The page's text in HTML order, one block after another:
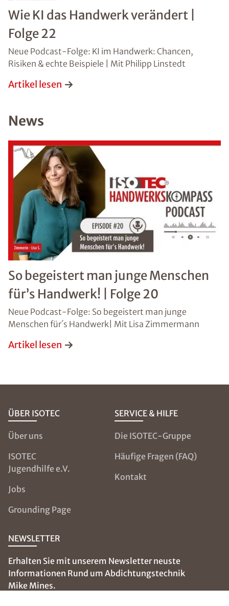
Wie KI das Handwerk verändert |
Folge 22
Neue Podcast-Folge: KI im Handwerk: Chancen,
Risiken & echte Beispiele | Mit Philipp Linstedt
Artikel lesen
News
So begeistert man junge Menschen
für’s Handwerk! | Folge 20
Neue Podcast-Folge: So begeistert man junge
Menschen für´s Handwerk| Mit Lisa Zimmermann
Artikel lesen
ÜBER ISOTEC
Über uns
ISOTEC
Jugendhilfe e.V.
Jobs
Grounding Page
SERVICE & HILFE
Die ISOTEC-Gruppe
Häufige Fragen (FAQ)
Kontakt
NEWSLETTER
Erhalten Sie mit unserem Newsletter neuste
Informationen Rund um Abdichtungstechnik
Mike Mines.